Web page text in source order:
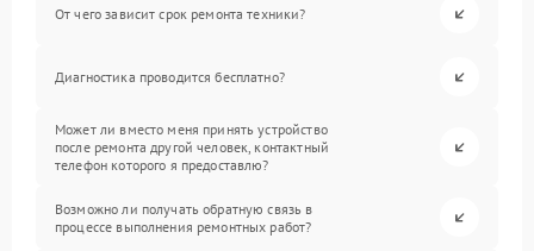
От чего зависит срок ремонта техники?
Диагностика проводится бесплатно?
Может ли вместо меня принять устройство
после ремонта другой человек, контактный
телефон которого я предоставлю?
Возможно ли получать обратную связь в
процессе выполнения ремонтных работ?